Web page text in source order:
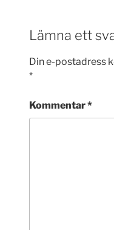
Lämna ett
Din e-postadress
*
Kommentar*